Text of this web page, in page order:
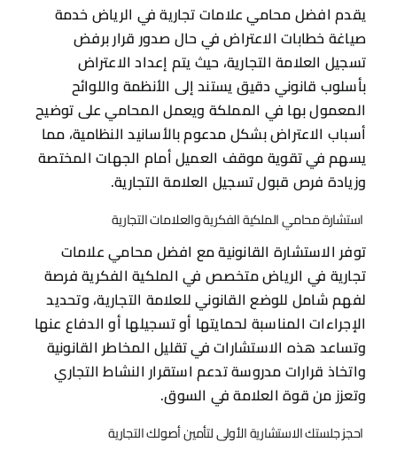
يقدم افضل محامي علامات تجارية في الرياض خدمة
صياغة خطابات الاعتراض في حال صدور قرار برفض
تسجيل العلامة التجارية، حيث يتم إعداد الاعتراض
بأسلوب قانوني دقيق يستند إلى الأنظمة واللوائح
المعمول بها في المملكة ويعمل المحامي على توضيح
أسباب الاعتراض بشكل مدعوم بالأسانيد النظامية، مما
يسهم في تقوية موقف العميل أمام الجهات المختصة
وزيادة فرص قبول تسجيل العلامة التجارية.
استشارة محامي الملكية الفكرية والعلامات التجارية
توفر الاستشارة القانونية مع افضل محامي علامات
تجارية في الرياض متخصص في الملكية الفكرية فرصة
لفهم شامل للوضع القانوني للعلامة التجارية، وتحديد
الإجراءات المناسبة لحمايتها أو تسجيلها أو الدفاع عنها
وتساعد هذه الاستشارات في تقليل المخاطر القانونية
واتخاذ قرارات مدروسة تدعم استقرار النشاط التجاري
وتعزز من قوة العلامة في السوق.
احجز جلستك الاستشارية الأولى لتأمين أصولك التجارية